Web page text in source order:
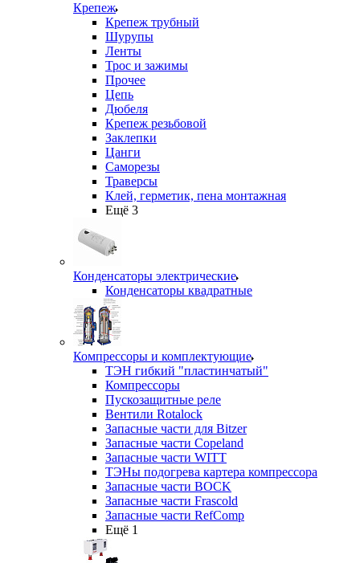
Крепеж
Крепеж трубный
Шурупы
Ленты
Трос и зажимы
Прочее
Цепь
Дюбеля
Крепеж резьбовой
Заклепки
Цанги
Саморезы
Траверсы
Клей, герметик, пена монтажная
Ещё 3
Конденсаторы электрические
Конденсаторы квадратные
Компрессоры и комплектующие
ТЭН гибкий "пластинчатый"
Компрессоры
Пускозащитные реле
Вентили Rotalock
Запасные части для Bitzer
Запасные части Copeland
Запасные части WITT
ТЭНы подогрева картера компрессора
Запасные части BOCK
Запасные части Frascold
Запасные части RefComp
Ещё 1